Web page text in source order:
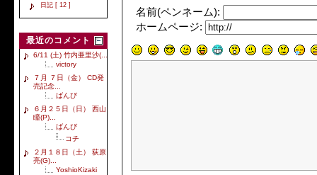
日記 [ 12 ]
最近のコメント
6/11 (土) 竹内亜里沙(...
victory
７月 ７日（金） CD発
売記念...
ばんび
６月２５日（日） 西山
瞳(P)...
ばんび
コチ
２月１８日（土） 荻原
亮(G)...
YoshioKizaki
名前(ペンネーム):
ホームページ: